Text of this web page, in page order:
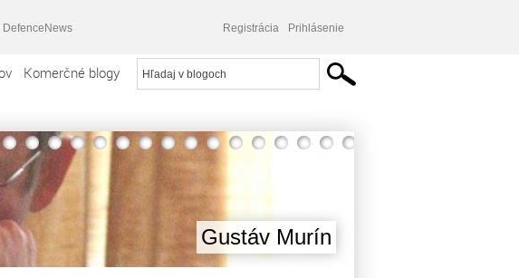
DefenceNews Registrácia Prihlásenie
Komerčné blogy
Gustáv Murín